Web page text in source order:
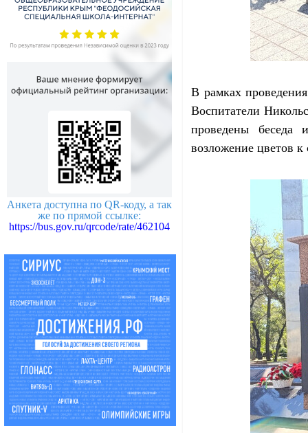
Анкета доступна по QR-коду, а так
же по прямой ссылке:
https://bus.gov.ru/qrcode/rate/462104
В рамках
Воспитатели
проведены беседа
возложение цветов